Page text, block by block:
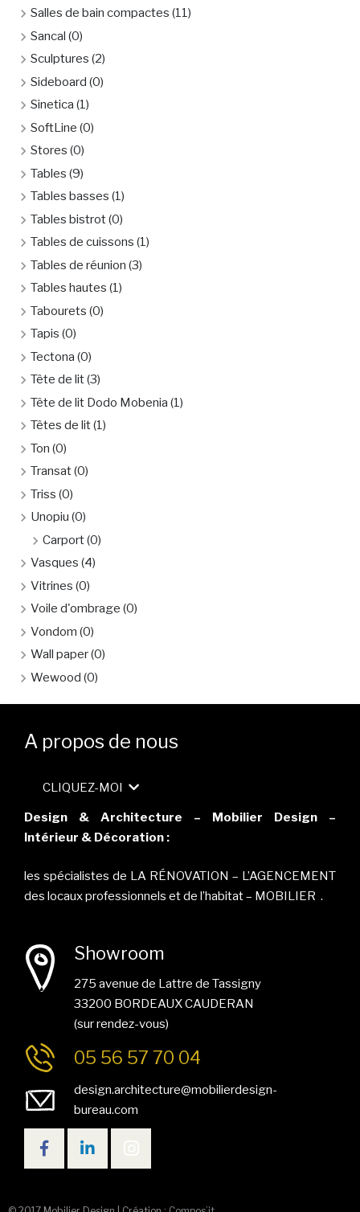
Salles de bain compactes (11)
Sancal (0)
Sculptures (2)
Sideboard (0)
Sinetica (1)
SoftLine (0)
Stores (0)
Tables (9)
Tables basses (1)
Tables bistrot(0)
Tables de cuissons (1)
Tables de réunion (3)
Tables hautes (1)
Tabourets (0)
Tapis (0)
Tectona (0)
Tête de lit(3)
Tête de lit Dodo Mobenia (1)
Têtes de lit(1)
Ton (0)
Transat(0)
Triss (0)
Unopiu (0)
Carport(0)
Vasques (4)
Vitrines (0)
Voile d'ombrage (0)
Vondom (0)
Wall paper(0)
Wewood (0)
A propos de nous
CLIQUEZ-MOI
Design & Architecture – Mobilier Design –
Intérieur & Décoration :
les spécialistes de LA RÉNOVATION – L’AGENCEMENT
des locaux professionnels et de l’habitat – MOBILIER .
Showroom
275 avenue de Lattre de Tassigny
33200 BORDEAUX CAUDERAN
(sur rendez-vous)
05 56 57 70 04
design.architecture@mobilierdesign-
bureau.com